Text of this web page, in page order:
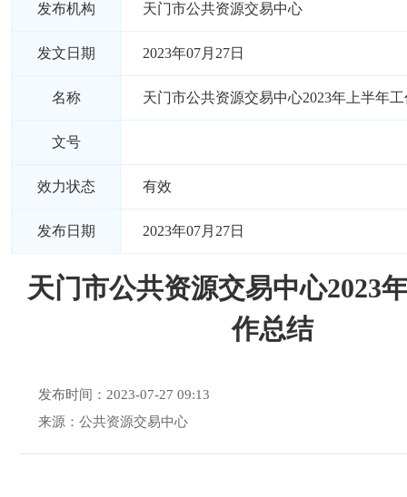
发布机构 天门市公共资源交易中心
发文日期 2023年07月27日
名称 天门市公共资源交易中心2023年上半年
文号
效力状态 有效
发布日期 2023年07月27日
天门市公共资源交易中心2023
作总结
发布时间：2023-07-27 09:13
来源：公共资源交易中心